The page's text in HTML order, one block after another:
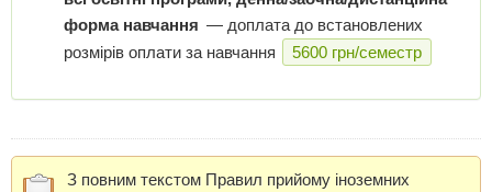
форма навчання — доплата до встановлених
розмірів оплати за навчання
5600 грн/семестр
З повним текстом Правил прийому іноземних